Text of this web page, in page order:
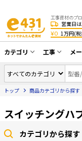
営業日
¥0 1万円(
カテゴリ
同軸ケーブル／テ
アンテナ・取付金
配線補助具（モー
プ類 他）
防犯工事関連
工事
光工
エア
防犯
メ
トップ 商品カテゴリから探す
スイッチングハ
カテゴリから探す